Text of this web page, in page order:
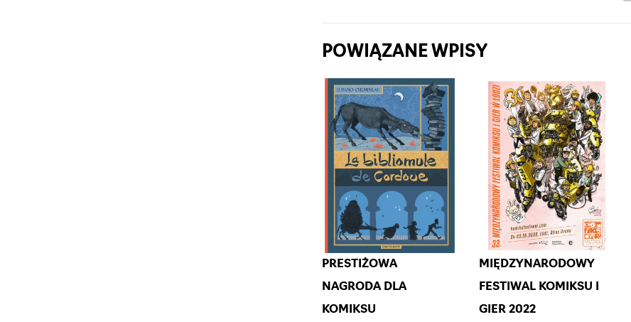
POWIĄZANE WPISY
PRESTIŻOWA
NAGRODA DLA
KOMIKSU
MIĘDZYNARODOWY
FESTIWAL KOMIKSU I
GIER 2022